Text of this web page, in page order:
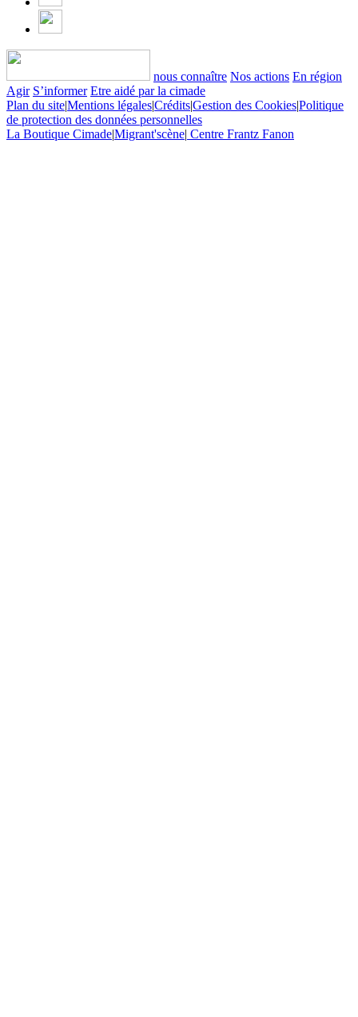
nous connaître Nos actions En région
Agir S’informer Etre aidé par la cimade
Plan du site|Mentions légales|Crédits|Gestion des Cookies|Politique
de protection des données personnelles
La Boutique Cimade|Migrant'scène| Centre Frantz Fanon